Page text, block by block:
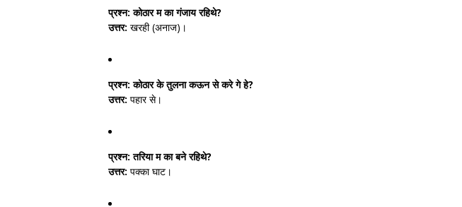
प्रश्न: कोठार म का गंजाय रहिथे?
उत्तर: खरही (अनाज)।
प्रश्न: कोठार के तुलना कऊन से करे गे हे?
उत्तर: पहार से।
प्रश्न: तरिया म का बने रहिथे?
उत्तर: पक्का घाट।